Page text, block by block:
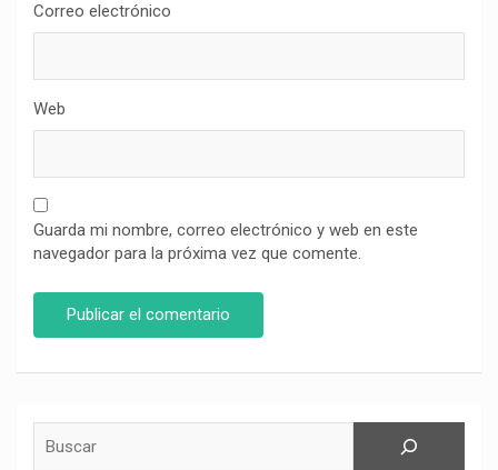
Correo electrónico
Web
Guarda mi nombre, correo electrónico y web en este
navegador para la próxima vez que comente.